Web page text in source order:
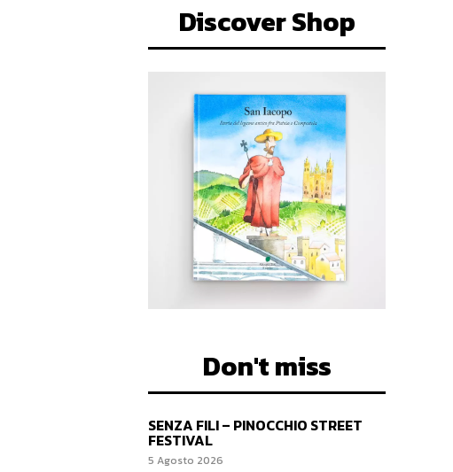
Discover Shop
Don't miss
SENZA FILI – PINOCCHIO STREET
FESTIVAL
5 Agosto 2026